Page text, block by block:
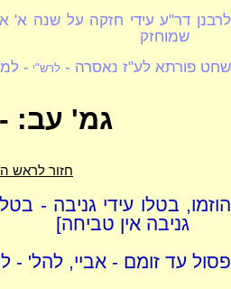
לרבנן דר"ע עידי חזקה על שנה א'
שמוחזק
שחט פורתא לע"ז נאסרה - לרש"י -
גמ' עב:
חזור לראש
הוזמו, בטלו עידי גניבה -
גניבה אין טביחה]
פסול עד זומם - אביי, להל'